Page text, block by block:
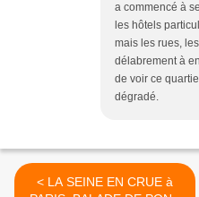
a commencé à
les hôtels
mais les rues,
délabrement à
de voir ce
dégradé.
< LA SEINE EN CRUE à